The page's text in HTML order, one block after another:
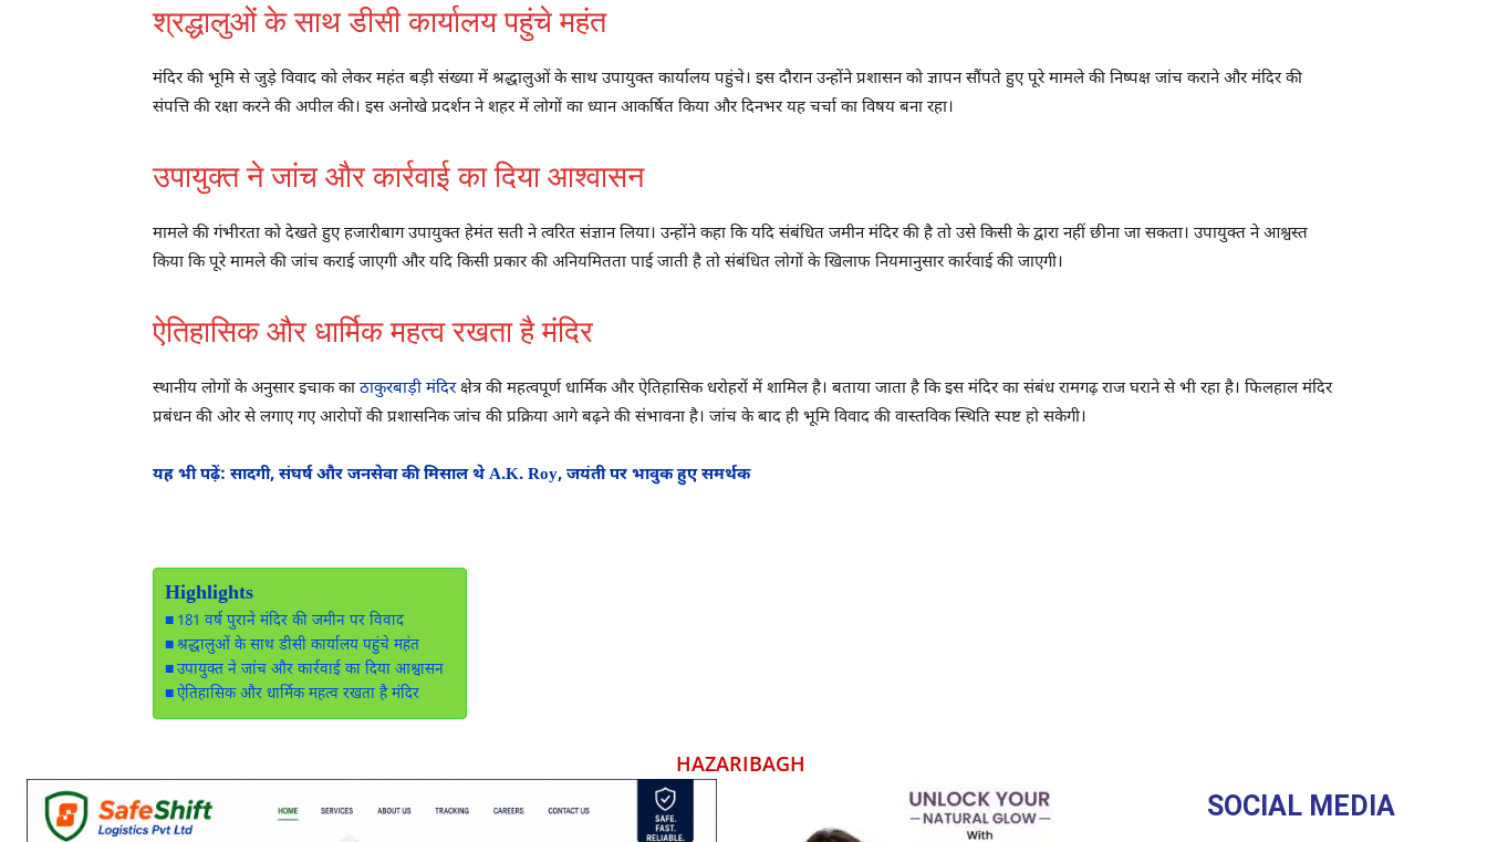
श्रद्धालुओं के साथ डीसी कार्यालय पहुंचे महंत
मंदिर की भूमि से जुड़े विवाद को लेकर महंत बड़ी संख्या में श्रद्धालुओं के साथ उपायुक्त कार्यालय पहुंचे। इस दौरान उन्होंने प्रशासन को ज्ञापन सौंपते हुए पूरे मामले की निष्पक्ष जांच कराने और मंदिर की
संपत्ति की रक्षा करने की अपील की। इस अनोखे प्रदर्शन ने शहर में लोगों का ध्यान आकर्षित किया और दिनभर यह चर्चा का विषय बना रहा।
उपायुक्त ने जांच और कार्रवाई का दिया आश्वासन
मामले की गंभीरता को देखते हुए हजारीबाग उपायुक्त हेमंत सती ने त्वरित संज्ञान लिया। उन्होंने कहा कि यदि संबंधित जमीन मंदिर की है तो उसे किसी के द्वारा नहीं छीना जा सकता। उपायुक्त ने आश्वस्त
किया कि पूरे मामले की जांच कराई जाएगी और यदि किसी प्रकार की अनियमितता पाई जाती है तो संबंधित लोगों के खिलाफ नियमानुसार कार्रवाई की जाएगी।
ऐतिहासिक और धार्मिक महत्व रखता है मंदिर
स्थानीय लोगों के अनुसार इचाक का ठाकुरबाड़ी मंदिरक्षेत्र की महत्वपूर्ण धार्मिक और ऐतिहासिक धरोहरों में शामिल है। बताया जाता है कि इस मंदिर का संबंध रामगढ़ राज घराने से भी रहा है। फिलहाल मंदिर
प्रबंधन की ओर से लगाए गए आरोपों की प्रशासनिक जांच की प्रक्रिया आगे बढ़ने की संभावना है। जांच के बाद ही भूमि विवाद की वास्तविक स्थिति स्पष्ट हो सकेगी।
यह भी पढ़ें: सादगी, संघर्ष और जनसेवा की मिसाल थे A.K. Roy, जयंती पर भावुक हुए समर्थक
Highlights
181 वर्ष पुराने मंदिर की जमीन पर विवाद
श्रद्धालुओं के साथ डीसी कार्यालय पहुंचे महंत
उपायुक्त ने जांच और कार्रवाई का दिया आश्वासन
ऐतिहासिक और धार्मिक महत्व रखता है मंदिर
HAZARIBAGH
SOCIAL MEDIA